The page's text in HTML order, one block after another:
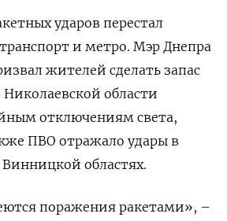
ударов перестал
и метро. Мэр Днепра
жителей сделать запас
области
отключениям света,
ПВО отражало удары в
областях.
поражения ракетами», –